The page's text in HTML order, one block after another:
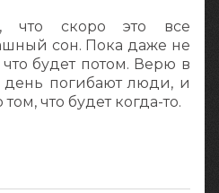
что скоро это все
сон. Пока даже не
будет потом. Верю в
погибают люди, и
что будет когда-то.